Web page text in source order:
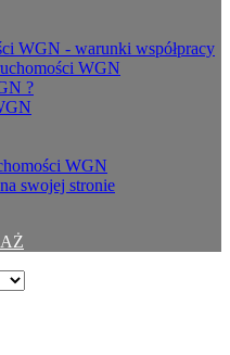
WGN - warunki współpracy
WGN
?
WGN
swojej stronie